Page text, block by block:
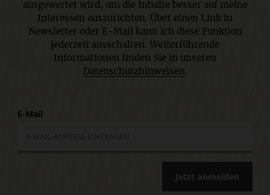
ausgewertet wird, um die Inhalte besser auf meine
Interessen auszurichten. Über einen Link in
Newsletter oder E-Mail kann ich diese Funktion
jederzeit ausschalten. Weiterführende
Informationen finden Sie in unseren
Datenschutzhinweisen.
E-Mail
Jetzt anmelden